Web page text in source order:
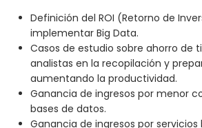
Definición del ROI (Retorno de
implementar Big Data.
Casos de estudio sobre ahorro de
analistas en la recopilación y
aumentando la productividad.
Ganancia de ingresos por menor
bases de datos.
Ganancia de ingresos por servicios